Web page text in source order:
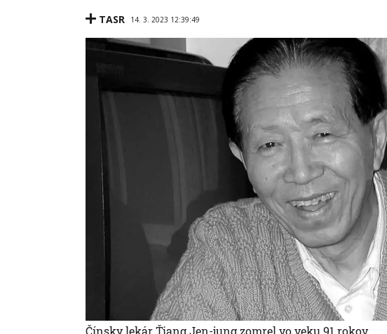
TASR 14. 3. 2023 12:39:49
Čínsky lekár Ťiang Jen-jung zomrel vo veku 91 rokov.